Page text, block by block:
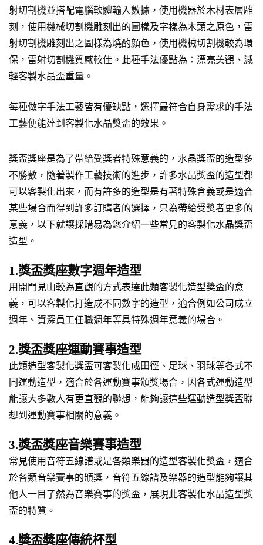
射切割機並搭配電腦軟體輸入數據，使用機器於木材表層雕
刻，使用機械切割機雕刻出的圖樣及字樣為木頭之原色，雷
射切割機雕刻出之圖樣為燒酌顏色，使用機械切割機較為環
保，雷射切割機質感較佳。此種手法優點為：漂亮美觀、減
輕客製水晶盃重量。
每種做字手法工藝皆有優缺點，選擇最符合自身需求的手法
工藝便能達到客製化水晶獎盃的效果。
獎盃獎座是為了帶給受獎者特殊意義的，水晶獎盃的造型多
不勝數，隨著製作工藝技術的進步，許多水晶獎盃的造型都
可以客製化出來，而有許多的造型是有著特殊含義或是適合
某些場合而得到許多訂購者的選擇，只為帶給受獎者更多的
意義，以下就讓採購易為您介紹一些常見的客製化水晶獎盃
造型。
1.獎盃獎座數字週年造型
用開門見山較為直觀的方式表達此類客製化造型獎盃的意
義，可以客製化打造成不同數字的造型，適合例如公司成立
週年、資深員工任職週年等具特殊週年意義的場合。
2.獎盃獎座運動賽事造型
此類造型客製化獎盃可客製化成田徑、足球、羽球等各式不
同運動造型，適合於各運動賽事頒獎場合，因各式運動造型
能讓大多數人有更直觀的聯想，能夠讓這些運動造型獎盃聯
想到運動賽事相關的意義。
3.獎盃獎座音樂賽事造型
常見使用音符五線譜或是各類樂器的造型客製化獎盃，適合
於各類音樂賽事的頒獎，音符五線譜及樂器的造型能夠讓其
他人一目了然為音樂賽事的獎盃，展現此客製化水晶造型獎
盃的特質。
4.獎盃獎座傳統杯型